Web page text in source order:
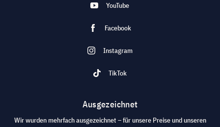
YouTube
Facebook
Instagram
TikTok
Ausgezeichnet
Wir wurden mehrfach ausgezeichnet – für unsere Preise und unseren